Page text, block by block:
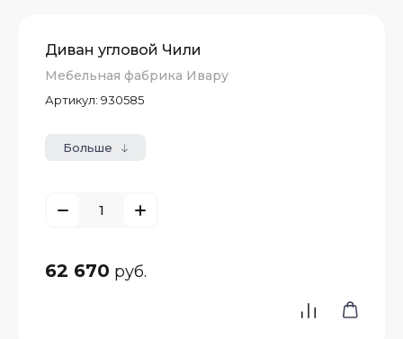
Диван угловой Чили
Мебельная фабрика Ивару
Артикул: 930585
Больше
62 670 руб.